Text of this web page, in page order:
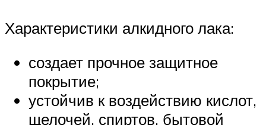
Характеристики алкидного лака:
создает прочное защитное
покрытие;
устойчив к воздействию кислот,
щелочей, спиртов, бытовой